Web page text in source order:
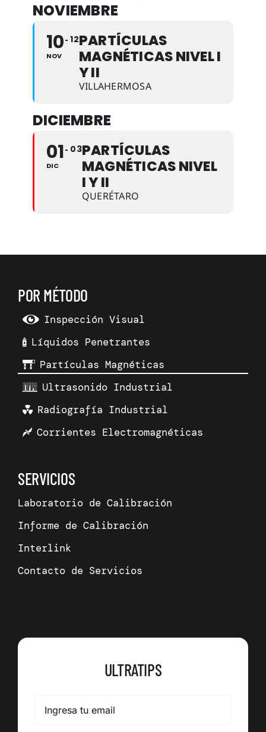
NOVIEMBRE
10
NOV
12PARTÍCULAS
MAGNÉTICAS NIVEL I
Y II
VILLAHERMOSA
DICIEMBRE
01
DIC
03PARTÍCULAS
MAGNÉTICAS NIVEL
I Y II
QUERÉTARO
POR MÉTODO
Inspección Visual
Líquidos Penetrantes
Partículas Magnéticas
Ultrasonido Industrial
Radiografía Industrial
Corrientes Electromagnéticas
SERVICIOS
Laboratorio de Calibración
Informe de Calibración
Interlink
Contacto de Servicios
ULTRATIPS